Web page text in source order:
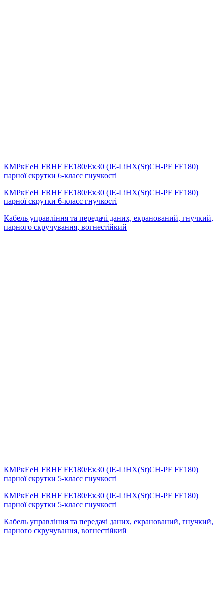
КМРкЕеН FRHF FE180/Eк30 (JE-LiHX(St)СH-PF FE180)
парної скрутки 6-класс гнучкості
КМРкЕеН FRHF FE180/Eк30 (JE-LiHX(St)СH-PF FE180)
парної скрутки 6-класс гнучкості
Кабель управління та передачі даних, екранований, гнучкий,
парного скручування, вогнестійкий
КМРкЕеН FRHF FE180/Eк30 (JE-LiHX(St)СH-PF FE180)
парної скрутки 5-класс гнучкості
КМРкЕеН FRHF FE180/Eк30 (JE-LiHX(St)СH-PF FE180)
парної скрутки 5-класс гнучкості
Кабель управління та передачі даних, екранований, гнучкий,
парного скручування, вогнестійкий